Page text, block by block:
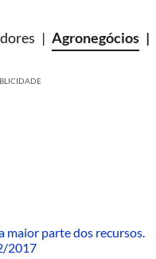
Agronegócios